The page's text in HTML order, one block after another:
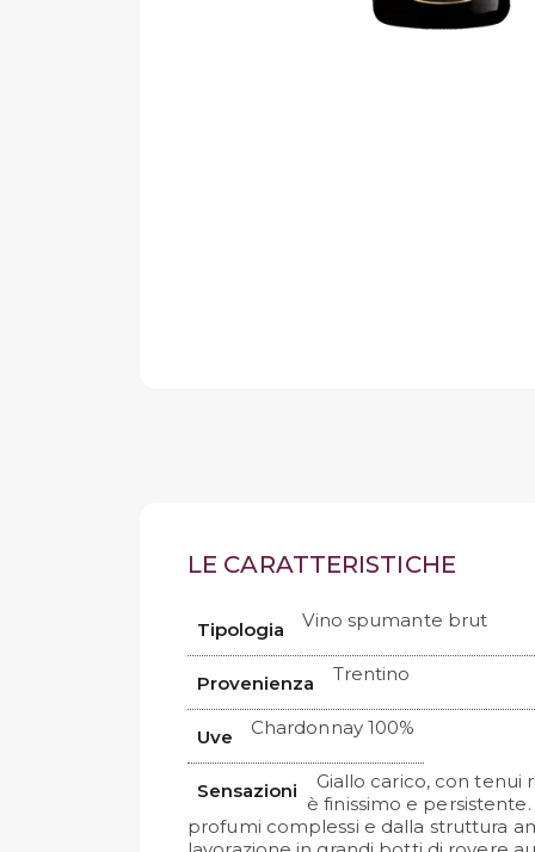
LE CARATTERISTICHE
Tipologia Vino spumante brut
Provenienza Trentino
Uve Chardonnay 100%
Sensazioni
Giallo carico, con tenui
è finissimo e
profumi complessi e dalla struttura